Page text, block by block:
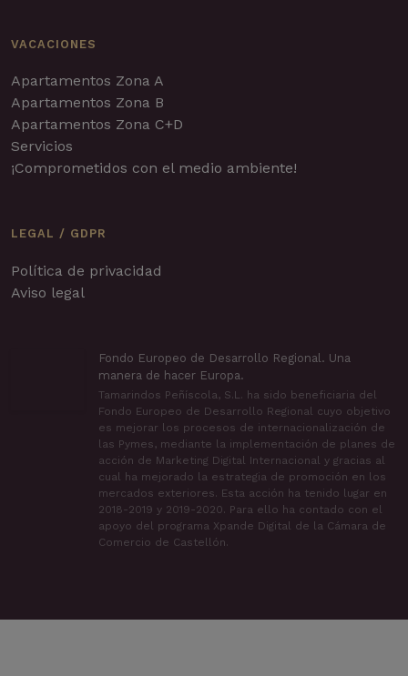
VACACIONES
Apartamentos Zona A
Apartamentos Zona B
Apartamentos Zona C+D
Servicios
¡Comprometidos con el medio ambiente!
LEGAL / GDPR
Política de privacidad
Aviso legal
Fondo Europeo de Desarrollo Regional. Una
manera de hacer Europa.
Tamarindos Peñíscola, S.L. ha sido beneficiaria del
Fondo Europeo de Desarrollo Regional cuyo objetivo
es mejorar los procesos de internacionalización de
las Pymes, mediante la implementación de planes de
acción de Marketing Digital Internacional y gracias al
cual ha mejorado la estrategia de promoción en los
mercados exteriores. Esta acción ha tenido lugar en
2018-2019 y 2019-2020. Para ello ha contado con el
apoyo del programa Xpande Digital de la Cámara de
Comercio de Castellón.